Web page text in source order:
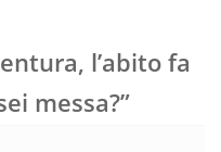
l’abito fa
messa?”